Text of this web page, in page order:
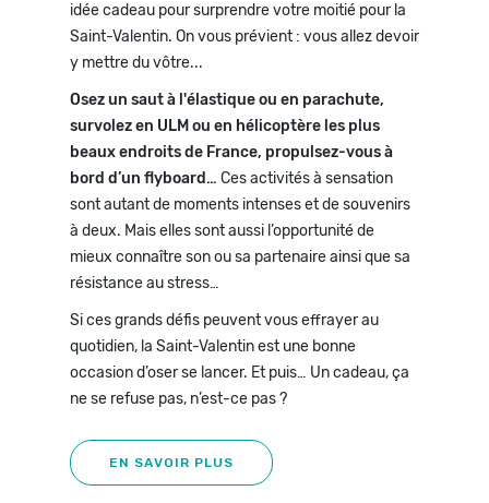
idée cadeau pour surprendre votre moitié pour la
Saint-Valentin. On vous prévient : vous allez devoir
y mettre du vôtre...
Osez un saut à l'élastique ou en parachute,
survolez en ULM ou en hélicoptère les plus
beaux endroits de France, propulsez-vous à
bord d’un flyboard… Ces activités à sensation
sont autant de moments intenses et de souvenirs
à deux. Mais elles sont aussi l’opportunité de
mieux connaître son ou sa partenaire ainsi que sa
résistance au stress…
Si ces grands défis peuvent vous effrayer au
quotidien, la Saint-Valentin est une bonne
occasion d’oser se lancer. Et puis… Un cadeau, ça
ne se refuse pas, n’est-ce pas ?
EN SAVOIR PLUS